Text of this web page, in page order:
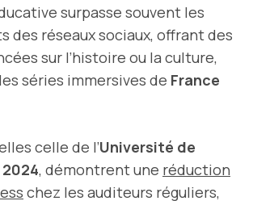
surpasse souvent les
des réseaux sociaux, offrant des
sur l’histoire ou la culture,
séries immersives de France
celle de l’Université de
2024, démontrent une réduction
chez les auditeurs réguliers,